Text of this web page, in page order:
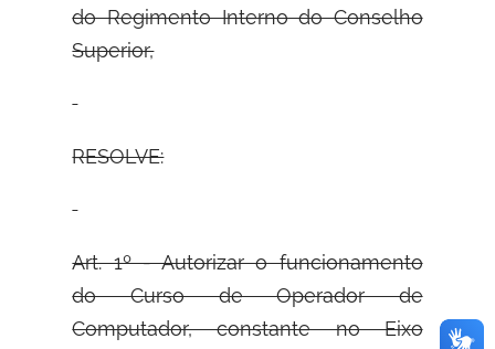
do Regimento Interno do Conselho
Superior,
RESOLVE:
Art. 1º - Autorizar o funcionamento
do Curso de Operador de
Computador, constante no Eixo